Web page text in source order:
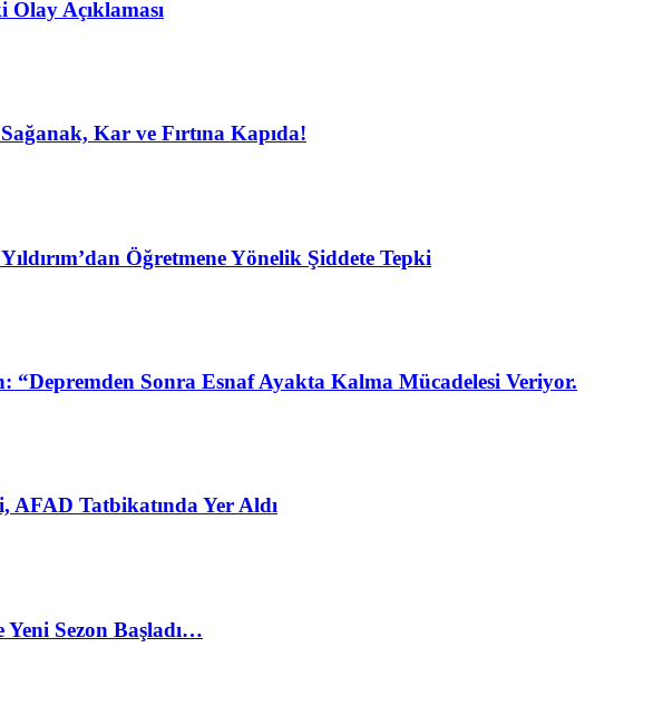
Açıklaması
Kar ve Fırtına Kapıda!
Öğretmene Yönelik Şiddete Tepki
“Depremden Sonra Esnaf Ayakta Kalma Mücadelesi Veriyor.
Tatbikatında Yer Aldı
Yeni Sezon Başladı…